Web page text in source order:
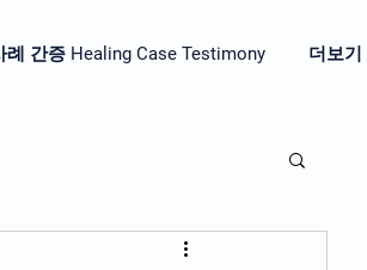
례 간증 Healing Case Testimony 더보기